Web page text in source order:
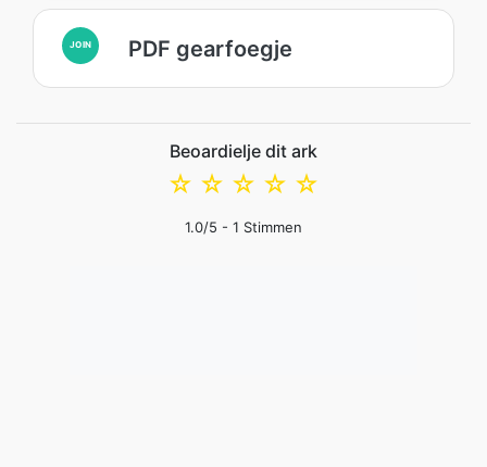
JOIN PDF gearfoegje
Beoardielje dit ark
☆
☆
☆
☆
☆
1.0/5 - 1 Stimmen